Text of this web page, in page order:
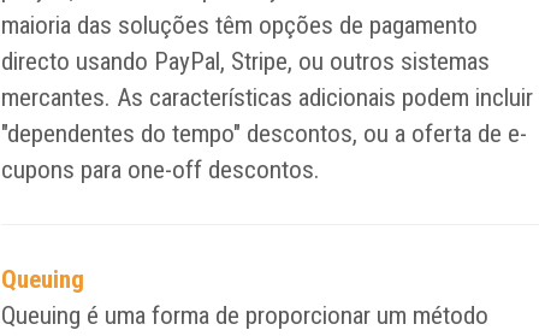
maioria das soluções têm opções de pagamento
directo usando PayPal, Stripe, ou outros sistemas
mercantes. As características adicionais podem incluir
"dependentes do tempo" descontos, ou a oferta de e-
cupons para one-off descontos.
Queuing
Queuing é uma forma de proporcionar um método